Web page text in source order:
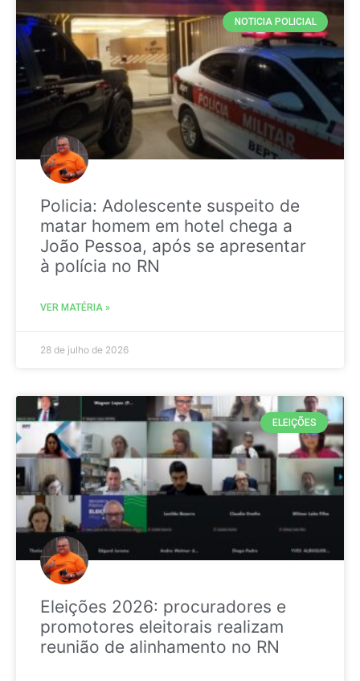
NOTICIA POLICIAL
Policia: Adolescente suspeito de
matar homem em hotel chega a
João Pessoa, após se apresentar
à polícia no RN
VER MATÉRIA »
28 de julho de 2026
ELEIÇÕES
Eleições 2026: procuradores e
promotores eleitorais realizam
reunião de alinhamento no RN